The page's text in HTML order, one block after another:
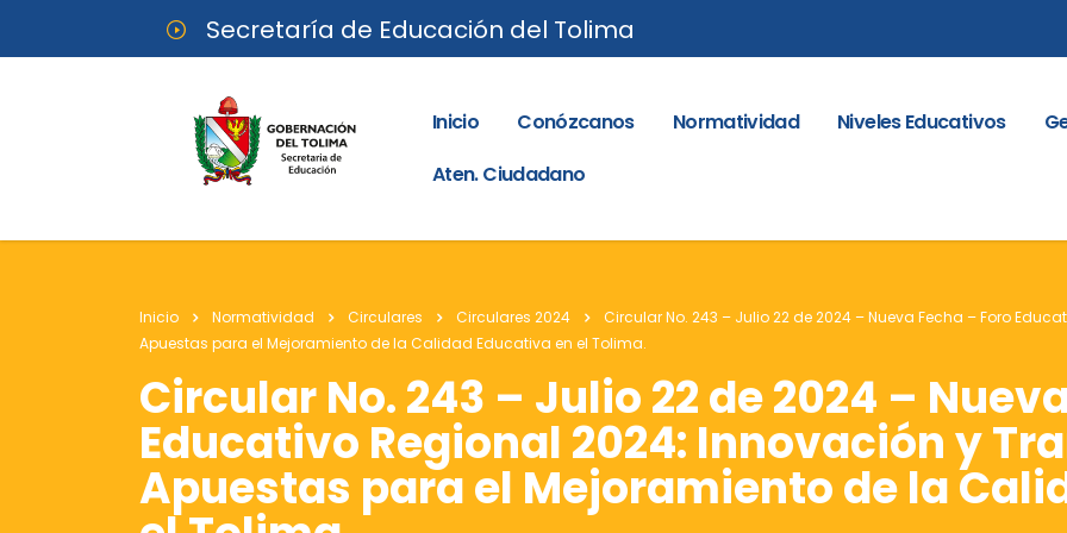
Secretaría de Educación del Tolima
Inicio Conózcanos Normatividad Niveles Educativos
Aten. Ciudadano
Inicio Normatividad Circulares Circulares 2024
Circular No. 243 – Julio 22 de 2024 – Nueva Fecha – Foro
Apuestas para el Mejoramiento de la Calidad Educativa en el Tolima.
Circular No. 243 – Julio 22 de 2024 –
Educativo Regional 2024: Innovación y
Apuestas para el Mejoramiento de la